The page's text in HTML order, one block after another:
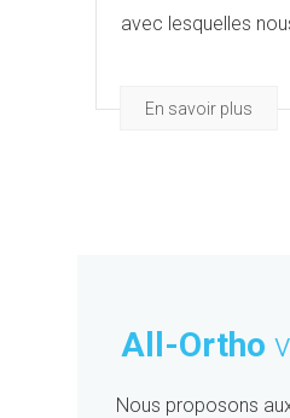
avec lesquelles
En savoir plus
All-Ortho
Nous proposons